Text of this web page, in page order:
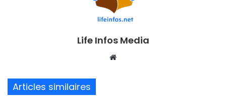
Life Infos Media
Articles similaires